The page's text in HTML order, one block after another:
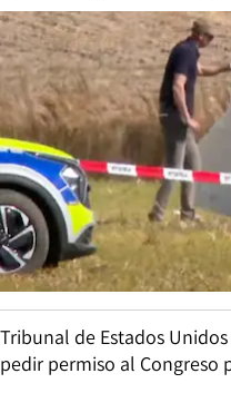
Tribunal de Estados
pedir permiso al Congreso